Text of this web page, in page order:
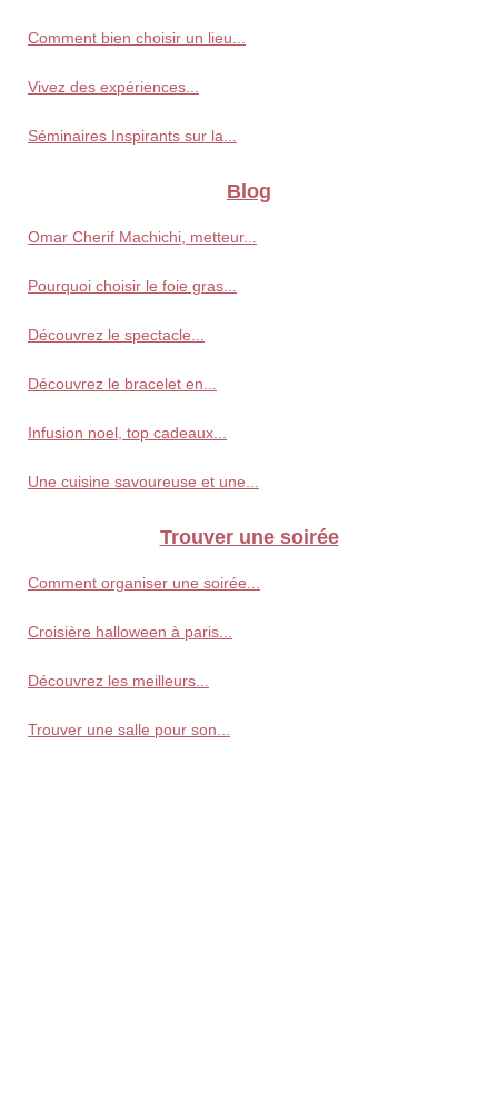
Comment bien choisir un lieu...
Vivez des expériences...
Séminaires Inspirants sur la...
Blog
Omar Cherif Machichi, metteur...
Pourquoi choisir le foie gras...
Découvrez le spectacle...
Découvrez le bracelet en...
Infusion noel, top cadeaux...
Une cuisine savoureuse et une...
Trouver une soirée
Comment organiser une soirée...
Croisière halloween à paris...
Découvrez les meilleurs...
Trouver une salle pour son...